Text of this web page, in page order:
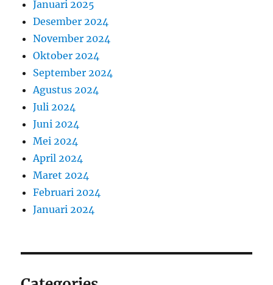
Januari 2025
Desember 2024
November 2024
Oktober 2024
September 2024
Agustus 2024
Juli 2024
Juni 2024
Mei 2024
April 2024
Maret 2024
Februari 2024
Januari 2024